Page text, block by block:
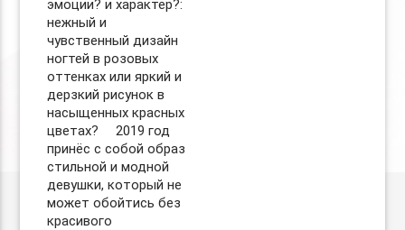
эмоции? и характер?:
нежный и
чувственный дизайн
ногтей в розовых
оттенках или яркий и
дерзкий рисунок в
насыщенных красных
цветах? ⠀ 2019 год
принёс с собой образ
стильной и модной
девушки, который не
может обойтись без
красивого